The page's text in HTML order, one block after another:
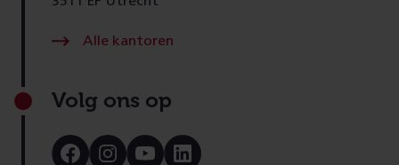
Alle kantoren
Volg ons op
BezoekBezoekBezoekBezoek